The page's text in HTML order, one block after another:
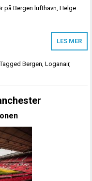
på Bergen lufthavn, Helge
LES MER
TaggedBergen,Loganair,